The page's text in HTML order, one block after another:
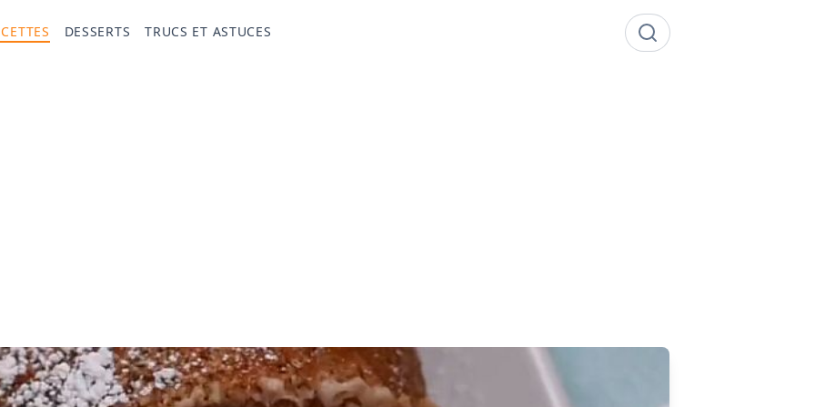
DESSERTS TRUCS ET ASTUCES